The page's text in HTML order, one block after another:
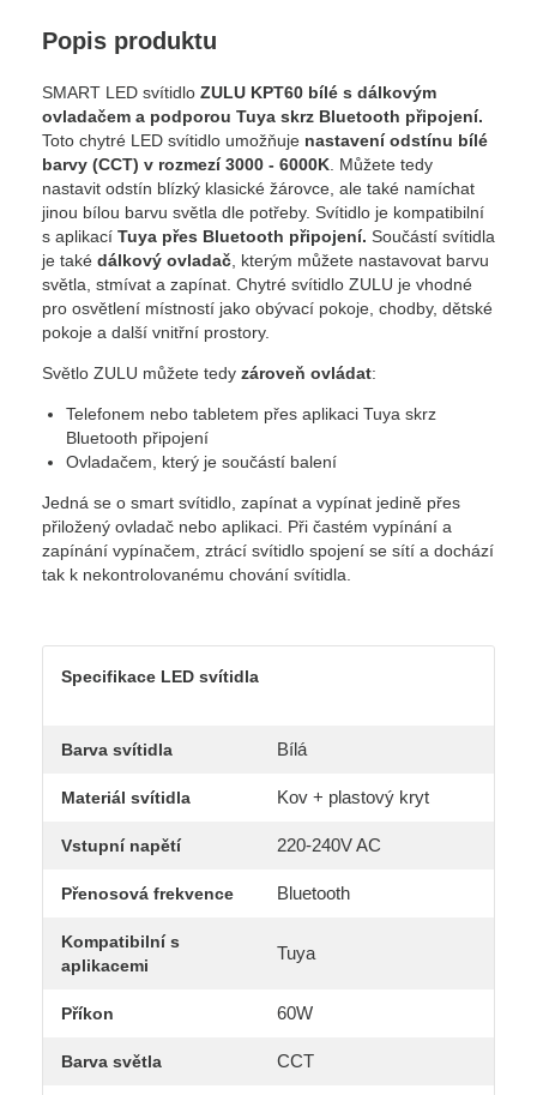
Popis produktu
SMART LED svítidlo ZULU KPT60 bílé s dálkovým
ovladačem a podporou Tuya skrz Bluetooth připojení.
Toto chytré LED svítidlo umožňuje nastavení odstínu bílé
barvy (CCT) v rozmezí 3000 - 6000K . Můžete tedy
nastavit odstín blízký klasické žárovce, ale také namíchat
jinou bílou barvu světla dle potřeby. Svítidlo je kompatibilní
s aplikací Tuya přes Bluetooth připojení. Součástí svítidla
je také dálkový ovladač , kterým můžete nastavovat barvu
světla, stmívat a zapínat. Chytré svítidlo ZULU je vhodné
pro osvětlení místností jako obývací pokoje, chodby, dětské
pokoje a další vnitřní prostory.
Světlo ZULU můžete tedy zároveň ovládat:
Telefonem nebo tabletem přes aplikaci Tuya skrz
Bluetooth připojení
Ovladačem, který je součástí balení
Jedná se o smart svítidlo, zapínat a vypínat jedině přes
přiložený ovladač nebo aplikaci. Při častém vypínání a
zapínání vypínačem, ztrácí svítidlo spojení se sítí a dochází
tak k nekontrolovanému chování svítidla.
Specifikace LED svítidla
Barva svítidla Bílá
Materiál svítidla Kov + plastový kryt
Vstupní napětí 220-240V AC
Přenosová frekvence Bluetooth
Kompatibilní s
aplikacemi
Tuya
Příkon 60W
Barva světla CCT